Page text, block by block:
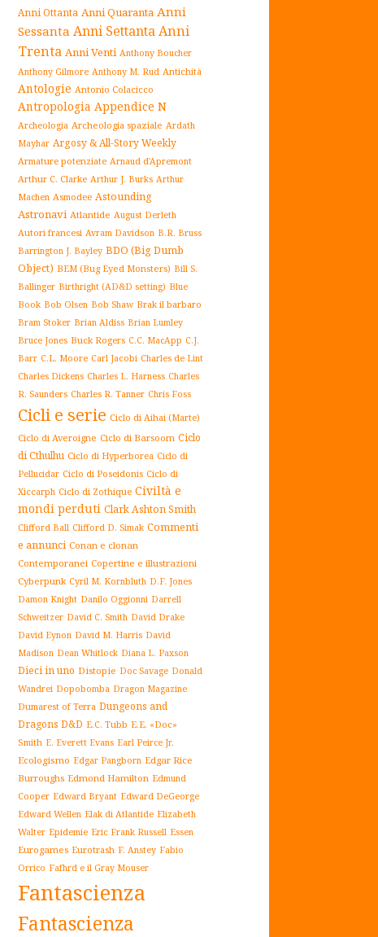
Anni Ottanta Anni Quaranta Anni
Sessanta Anni SettantaAnni
Trenta Anni Venti Anthony Boucher
Anthony Gilmore Anthony M. Rud Antichità
Antologie Antonio Colacicco
Antropologia Appendice N
Archeologia Archeologia spaziale Ardath
Mayhar Argosy & All-Story Weekly
Armature potenziate Arnaud d'Apremont
Arthur C. Clarke Arthur J. Burks Arthur
Machen Asmodee Astounding
Astronavi Atlantide August Derleth
Autori francesi Avram Davidson B.R. Bruss
Barrington J. Bayley BDO (Big Dumb
Object) BEM (Bug Eyed Monsters) Bill S.
Ballinger Birthright (AD&D setting) Blue
Book Bob Olsen Bob Shaw Brak il barbaro
Bram Stoker Brian Aldiss Brian Lumley
Bruce Jones Buck Rogers C.C. MacApp C.J.
Barr C.L. Moore Carl Jacobi Charles de Lint
Charles Dickens Charles L. Harness Charles
R. Saunders Charles R. Tanner Chris Foss
Cicli e serie Ciclo di Aihai (Marte)
Ciclo di Averoigne Ciclo di Barsoom Ciclo
di Cthulhu Ciclo di Hyperborea Ciclo di
Pellucidar Ciclo di Poseidonis Ciclo di
Xiccarph Ciclo di Zothique Civiltà e
mondi perduti Clark Ashton Smith
Clifford Ball Clifford D. Simak Commenti
e annunci Conan e clonan
Contemporanei Copertine e illustrazioni
Cyberpunk Cyril M. Kornbluth D.F. Jones
Damon Knight Danilo Oggionni Darrell
Schweitzer David C. Smith David Drake
David Eynon David M. Harris David
Madison Dean Whitlock Diana L. Paxson
Dieci in uno Distopie Doc Savage Donald
Wandrei Dopobomba Dragon Magazine
Dumarest of Terra Dungeons and
Dragons D&D E.C. Tubb E.E. «Doc»
Smith E. Everett Evans Earl Peirce Jr.
Ecologismo Edgar Pangborn Edgar Rice
Burroughs Edmond Hamilton Edmund
Cooper Edward Bryant Edward DeGeorge
Edward Wellen Elak di Atlantide Elizabeth
Walter Epidemie Eric Frank Russell Essen
Eurogames Eurotrash F. Anstey Fabio
Orrico Fafhrd e il Gray Mouser
Fantascienza
Fantascienza